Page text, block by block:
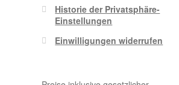
Historie der Privatsphäre-
Einstellungen
Einwilligungen widerrufen